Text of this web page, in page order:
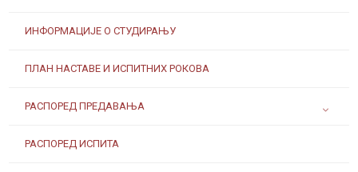
ИНФОРМАЦИЈЕ О СТУДИРАЊУ
ПЛАН НАСТАВЕ И ИСПИТНИХ РОКОВА
РАСПОРЕД ПРЕДАВАЊА
РАСПОРЕД ИСПИТА